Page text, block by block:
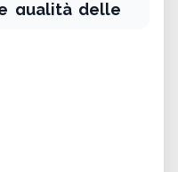
qualità delle